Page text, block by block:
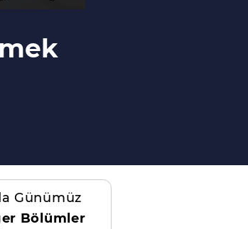
Günümüz
Bölümler